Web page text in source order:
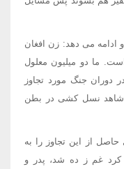
می دهد: زن افغان
ما دو میلیون معلول
دوران جنگ مورد تجاوز
شاهد نسل کشی در بطن
از این تجاوز را به
کرد غم ز ده شد، پدر و